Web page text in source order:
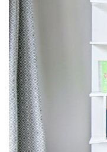
Hyper centre ville a 1
commerces, au
entretenu, spacieux
refait a neuf
avec vue degagée,
équipée avec verriere,
chambres dont une
bains, une salle de
Emplacement central
les commodités :